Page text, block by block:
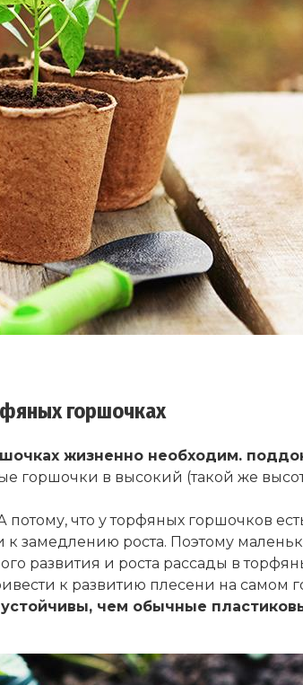
горшочках
жизненно необходим.
горшочки в высокий (такой же
что у торфяных горшочков
к замедлению роста. Поэтому
развития и роста рассады в
к развитию плесени на самом
чем обычные